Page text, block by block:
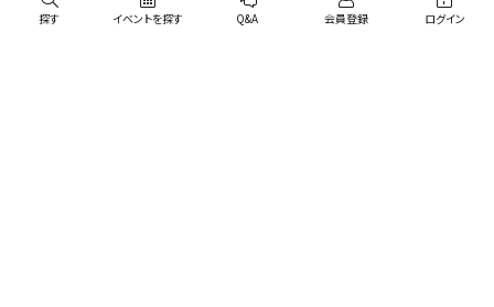
探す イベントを探す Q&A 会員登録 ログイン